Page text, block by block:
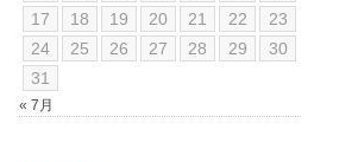
17
18 19 20 21 22
23
24
25 26 27 28 29
30
31
« 7月